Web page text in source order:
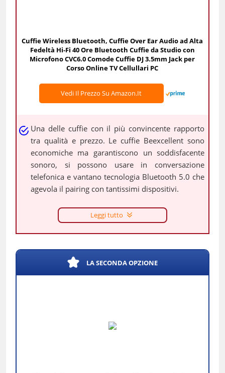
Cuffie Wireless Bluetooth, Cuffie Over Ear Audio ad Alta
Fedeltà Hi-Fi 40 Ore Bluetooth Cuffie da Studio con
Microfono CVC6.0 Comode Cuffie DJ 3.5mm Jack per
Corso Online TV Cellullari PC
Vedi Il Prezzo Su Amazon.it
Una delle cuffie con il più convincente rapporto
tra qualità e prezzo. Le cuffie Beexcellent sono
economiche ma garantiscono un soddisfacente
sonoro, si possono usare in conversazione
telefonica e vantano tecnologia Bluetooth 5.0 che
agevola il pairing con tantissimi dispositivi.
Leggi tutto
LA SECONDA OPZIONE